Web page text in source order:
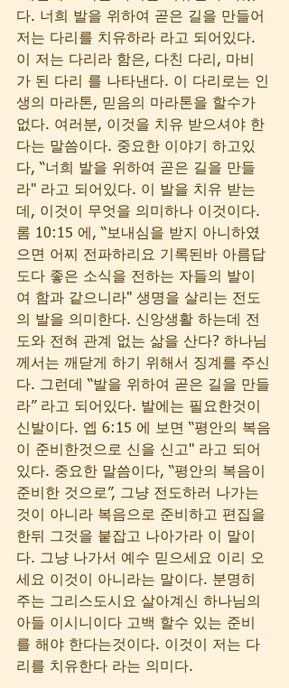
다. 너희 발을 위하여 곧은 길을 만들어
저는 다리를 치유하라 라고 되어있다.
이 저는 다리라 함은, 다친 다리, 마비
가 된 다리 를 나타낸다. 이 다리로는 인
생의 마라톤, 믿음의 마라톤을 할수가
없다. 여러분, 이것을 치유 받으셔야 한
다는 말씀이다. 중요한 이야기 하고있
다, “너희 발을 위하여 곧은 길을 만들
라" 라고 되어있다. 이 발을 치유 받는
데, 이것이 무엇을 의미하나 이것이다.
롬 10:15 에, “보내심을 받지 아니하였
으면 어찌 전파하리요 기록된바 아름답
도다 좋은 소식을 전하는 자들의 발이
여 함과 같으니라" 생명을 살리는 전도
의 발을 의미한다. 신앙생활 하는데 전
도와 전혀 관계 없는 삶을 산다? 하나님
께서는 깨닫게 하기 위해서 징계를 주신
다. 그런데 “발을 위하여 곧은 길을 만들
라” 라고 되어있다. 발에는 필요한것이
신발이다. 엡 6:15 에 보면 “평안의 복음
이 준비한것으로 신을 신고" 라고 되어
있다. 중요한 말씀이다, “평안의 복음이
준비한 것으로”, 그냥 전도하러 나가는
것이 아니라 복음으로 준비하고 편집을
한뒤 그것을 붙잡고 나아가라 이 말이
다. 그냥 나가서 예수 믿으세요 이리 오
세요 이것이 아니라는 말이다. 분명히
주는 그리스도시요 살아계신 하나님의
아들 이시니이다 고백 할수 있는 준비
를 해야 한다는것이다. 이것이 저는 다
리를 치유한다 라는 의미다.